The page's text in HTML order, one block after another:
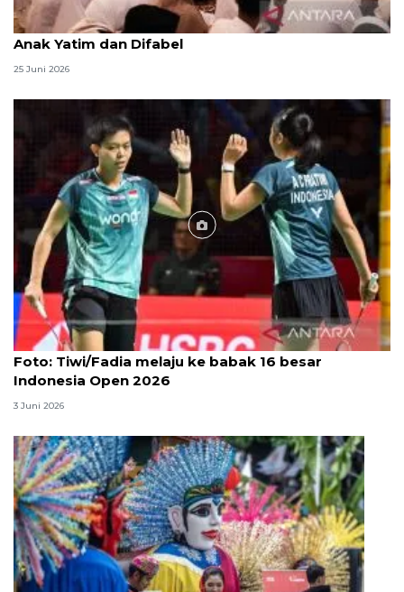
Menag jadikan setiap 10 Muharam sebagai Lebaran
Anak Yatim dan Difabel
25 Juni 2026
Foto
Foto: Tiwi/Fadia melaju ke babak 16 besar
Indonesia Open 2026
3 Juni 2026